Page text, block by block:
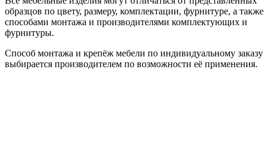
образцов по цвету, размеру, комплектации, фурнитуре, а также
способами монтажа и производителями комплектующих и
фурнитуры.
Способ монтажа и крепёж мебели по индивидуальному заказу
выбирается производителем по возможности её применения.